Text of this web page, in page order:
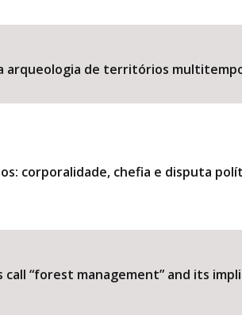
arqueologia de territórios
corporalidade, chefia e disputa
“forest management” and its